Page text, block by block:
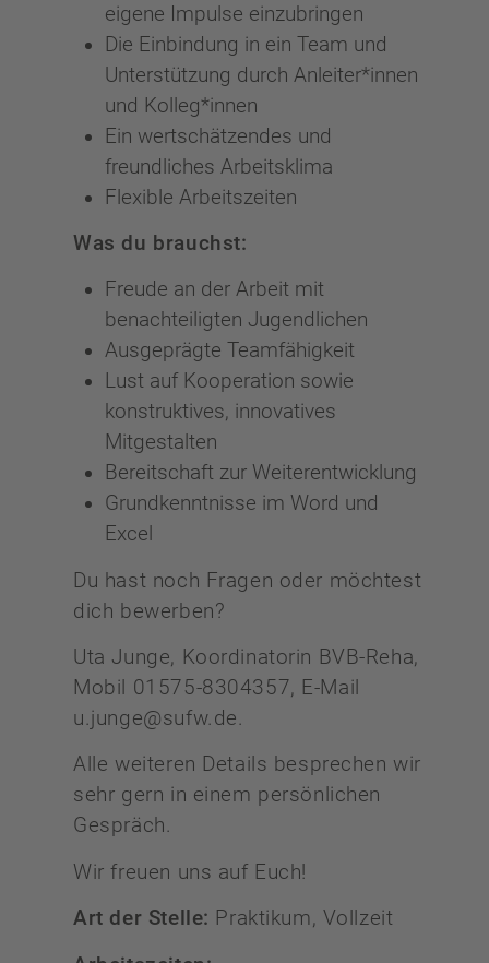
eigene Impulse einzubringen
Die Einbindung in ein Team und
Unterstützung durch Anleiter*innen
und Kolleg*innen
Ein wertschätzendes und
freundliches Arbeitsklima
Flexible Arbeitszeiten
Was du brauchst:
Freude an der Arbeit mit
benachteiligten Jugendlichen
Ausgeprägte Teamfähigkeit
Lust auf Kooperation sowie
konstruktives, innovatives
Mitgestalten
Bereitschaft zur Weiterentwicklung
Grundkenntnisse im Word und
Excel
Du hast noch Fragen oder möchtest
dich bewerben?
Uta Junge, Koordinatorin BVB-Reha,
Mobil 01575-8304357, E-Mail
u.junge@sufw.de.
Alle weiteren Details besprechen wir
sehr gern in einem persönlichen
Gespräch.
Wir freuen uns auf Euch!
Art der Stelle: Praktikum, Vollzeit